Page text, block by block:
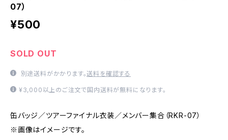
07）
¥500
SOLD OUT
別途送料がかかります。送料を確認する
¥3,000以上のご注文で国内送料が無料になります。
缶バッジ／ツアーファイナル衣装／メンバー集合（RKR-07）
※画像はイメージです。